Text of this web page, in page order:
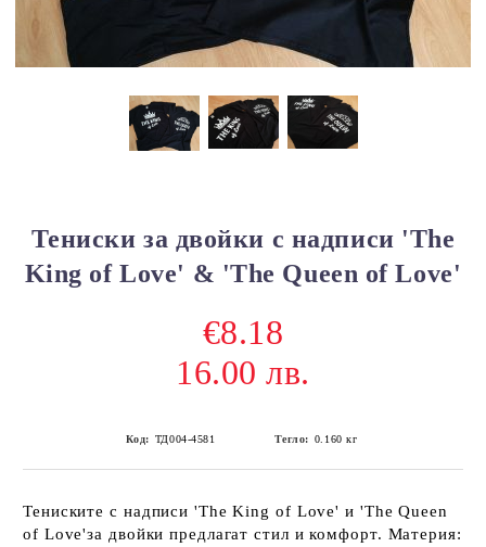
Тениски за двойки с надписи 'The
King of Love' & 'The Queen of Love'
€8.18
16.00 лв.
Код: ТД004-4581 Тегло: 0.160 кг
Тениските с надписи 'The King of Love' и 'The Queen
of Love'за двойки предлагат стил и комфорт. Материя: